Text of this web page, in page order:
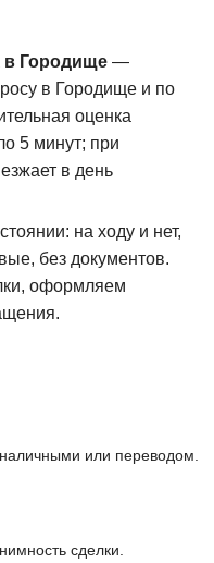
в Городище—
в Городище и по
оценка
5 минут; при
в день
на ходу и нет,
без документов.
оформляем
или переводом.
сделки.